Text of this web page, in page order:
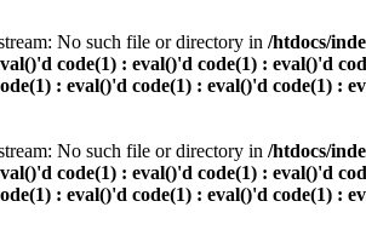
No such file or directory in /htdocs/
code(1) : eval()'d code(1) : eval()'d
: eval()'d code(1) : eval()'d code(1) :
No such file or directory in /htdocs/
code(1) : eval()'d code(1) : eval()'d
: eval()'d code(1) : eval()'d code(1) :